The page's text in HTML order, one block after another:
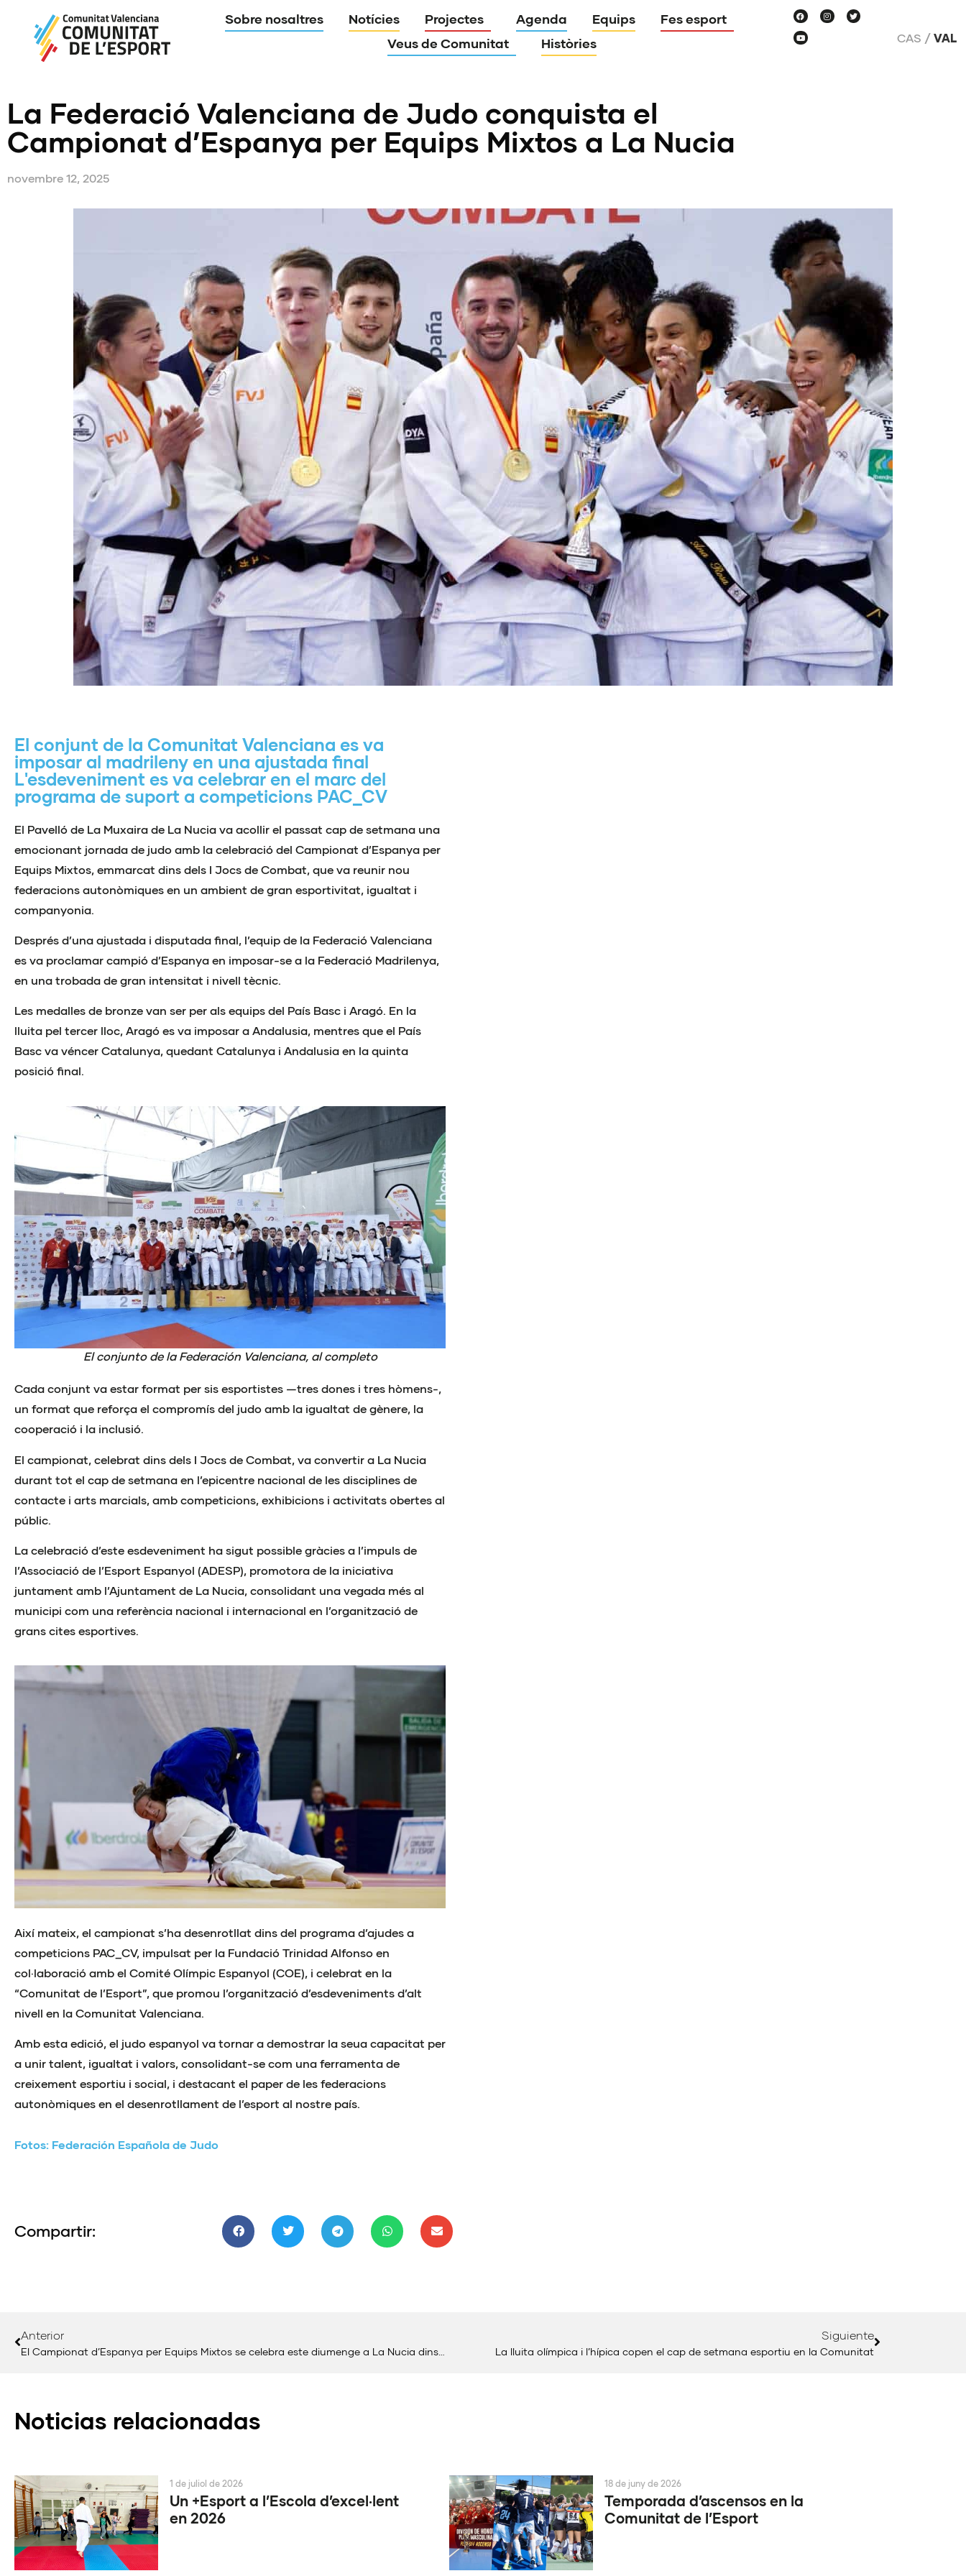
Sobre nosaltres Notícies Projectes Agenda Equips
Fes esport
Veus de Comunitat
Històries CAS VAL
La Federació Valenciana de Judo conquista el
Campionat d’Espanya per Equips Mixtos a La Nucia
novembre 12, 2025
El conjunt de la Comunitat Valenciana es va
imposar al madrileny en una ajustada final
L'esdeveniment es va celebrar en el marc del
programa de suport a competicions PAC_CV
El Pavelló de La Muxaira de La Nucia va acollir el passat cap de setmana una
emocionant jornada de judo amb la celebració del Campionat d’Espanya per
Equips Mixtos, emmarcat dins dels I Jocs de Combat, que va reunir nou
federacions autonòmiques en un ambient de gran esportivitat, igualtat i
companyonia.
Després d’una ajustada i disputada final, l’equip de la Federació Valenciana
es va proclamar campió d’Espanya en imposar-se a la Federació Madrilenya,
en una trobada de gran intensitat i nivell tècnic.
Les medalles de bronze van ser per als equips del País Basc i Aragó. En la
lluita pel tercer lloc, Aragó es va imposar a Andalusia, mentres que el País
Basc va véncer Catalunya, quedant Catalunya i Andalusia en la quinta
posició final.
El conjunto de la Federación Valenciana, al completo
Cada conjunt va estar format per sis esportistes —tres dones i tres hòmens-,
un format que reforça el compromís del judo amb la igualtat de gènere, la
cooperació i la inclusió.
El campionat, celebrat dins dels I Jocs de Combat, va convertir a La Nucia
durant tot el cap de setmana en l’epicentre nacional de les disciplines de
contacte i arts marcials, amb competicions, exhibicions i activitats obertes al
públic.
La celebració d’este esdeveniment ha sigut possible gràcies a l’impuls de
l’Associació de l’Esport Espanyol (ADESP), promotora de la iniciativa
juntament amb l’Ajuntament de La Nucia, consolidant una vegada més al
municipi com una referència nacional i internacional en l’organització de
grans cites esportives.
Així mateix, el campionat s’ha desenrotllat dins del programa d’ajudes a
competicions PAC_CV, impulsat per la Fundació Trinidad Alfonso en
col·laboració amb el Comité Olímpic Espanyol (COE), i celebrat en la
“Comunitat de l’Esport”, que promou l’organització d’esdeveniments d’alt
nivell en la Comunitat Valenciana.
Amb esta edició, el judo espanyol va tornar a demostrar la seua capacitat per
a unir talent, igualtat i valors, consolidant-se com una ferramenta de
creixement esportiu i social, i destacant el paper de les federacions
autonòmiques en el desenrotllament de l’esport al nostre país.
Fotos: Federación Española de Judo
Compartir:
Anterior Siguiente
La lluita olímpica i l’hípica copen el cap de setmana esportiu en la Comunitat
Noticias relacionadas
Un +Esport a l’Escola d’excel·lent
en 2026
1 de juliol de 2026
Temporada d’ascensos en la
Comunitat de l’Esport
18 de juny de 2026